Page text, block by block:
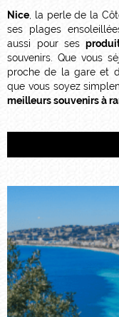
Nice , la perle de la
ses plages
aussi pour ses
souvenirs. Que vous
proche de la gare et
que vous soyez
meilleurs souvenirs à